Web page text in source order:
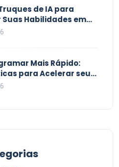
de IA para
Habilidades em
Mais Rápido:
para Acelerar seu